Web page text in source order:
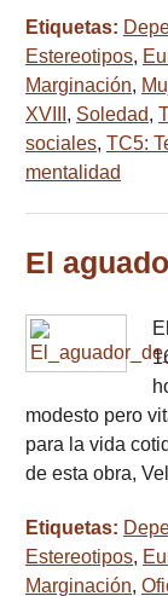
Etiquetas:
Estereotipos,
Marginación,
XVIII , Soledad,
sociales, TC5:
mentalidad
El
modesto pero
para la vida
de esta obra,
Etiquetas:
Estereotipos,
Marginación,